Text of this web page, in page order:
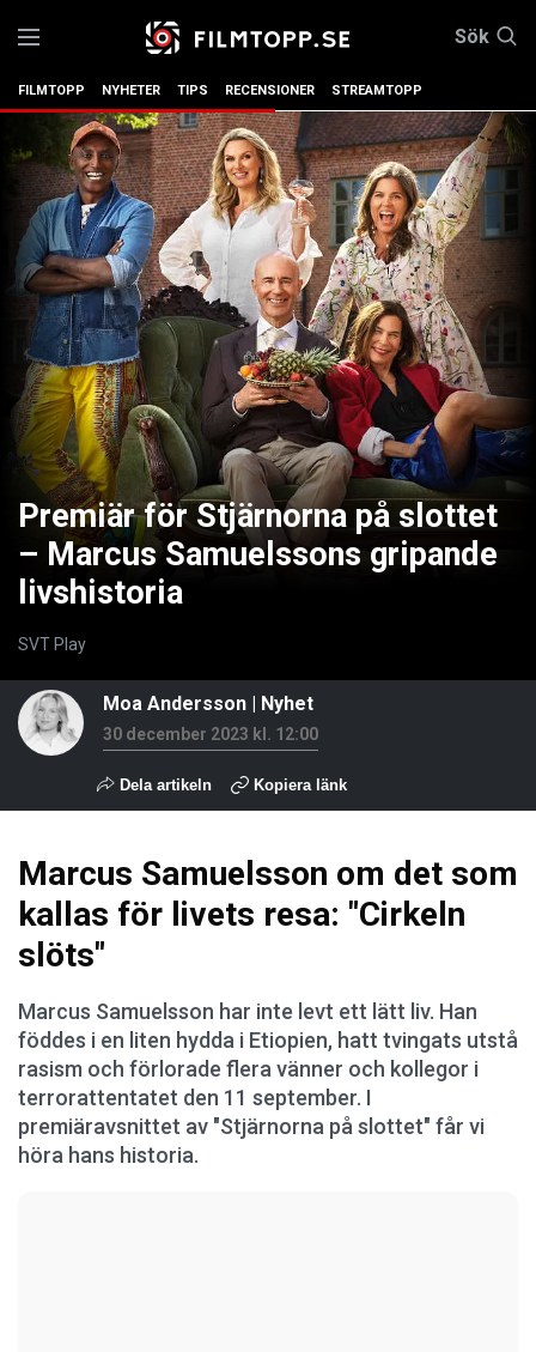
Sök
FILMTOPP NYHETER TIPS RECENSIONER STREAMTOPP
Premiär för Stjärnorna på slottet
– Marcus Samuelssons gripande
livshistoria
SVT Play
Moa Andersson | Nyhet
30 december 2023 kl. 12:00
Dela artikeln Kopiera länk
Marcus Samuelsson om det som
kallas för livets resa: "Cirkeln
slöts"
Marcus Samuelsson har inte levt ett lätt liv. Han
föddes i en liten hydda i Etiopien, hatt tvingats utstå
rasism och förlorade flera vänner och kollegor i
terrorattentatet den 11 september. I
premiäravsnittet av "Stjärnorna på slottet" får vi
höra hans historia.